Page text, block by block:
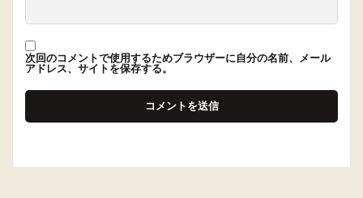
次回のコメントで使用するためブラウザーに自分の名前、メール
アドレス、サイトを保存する。